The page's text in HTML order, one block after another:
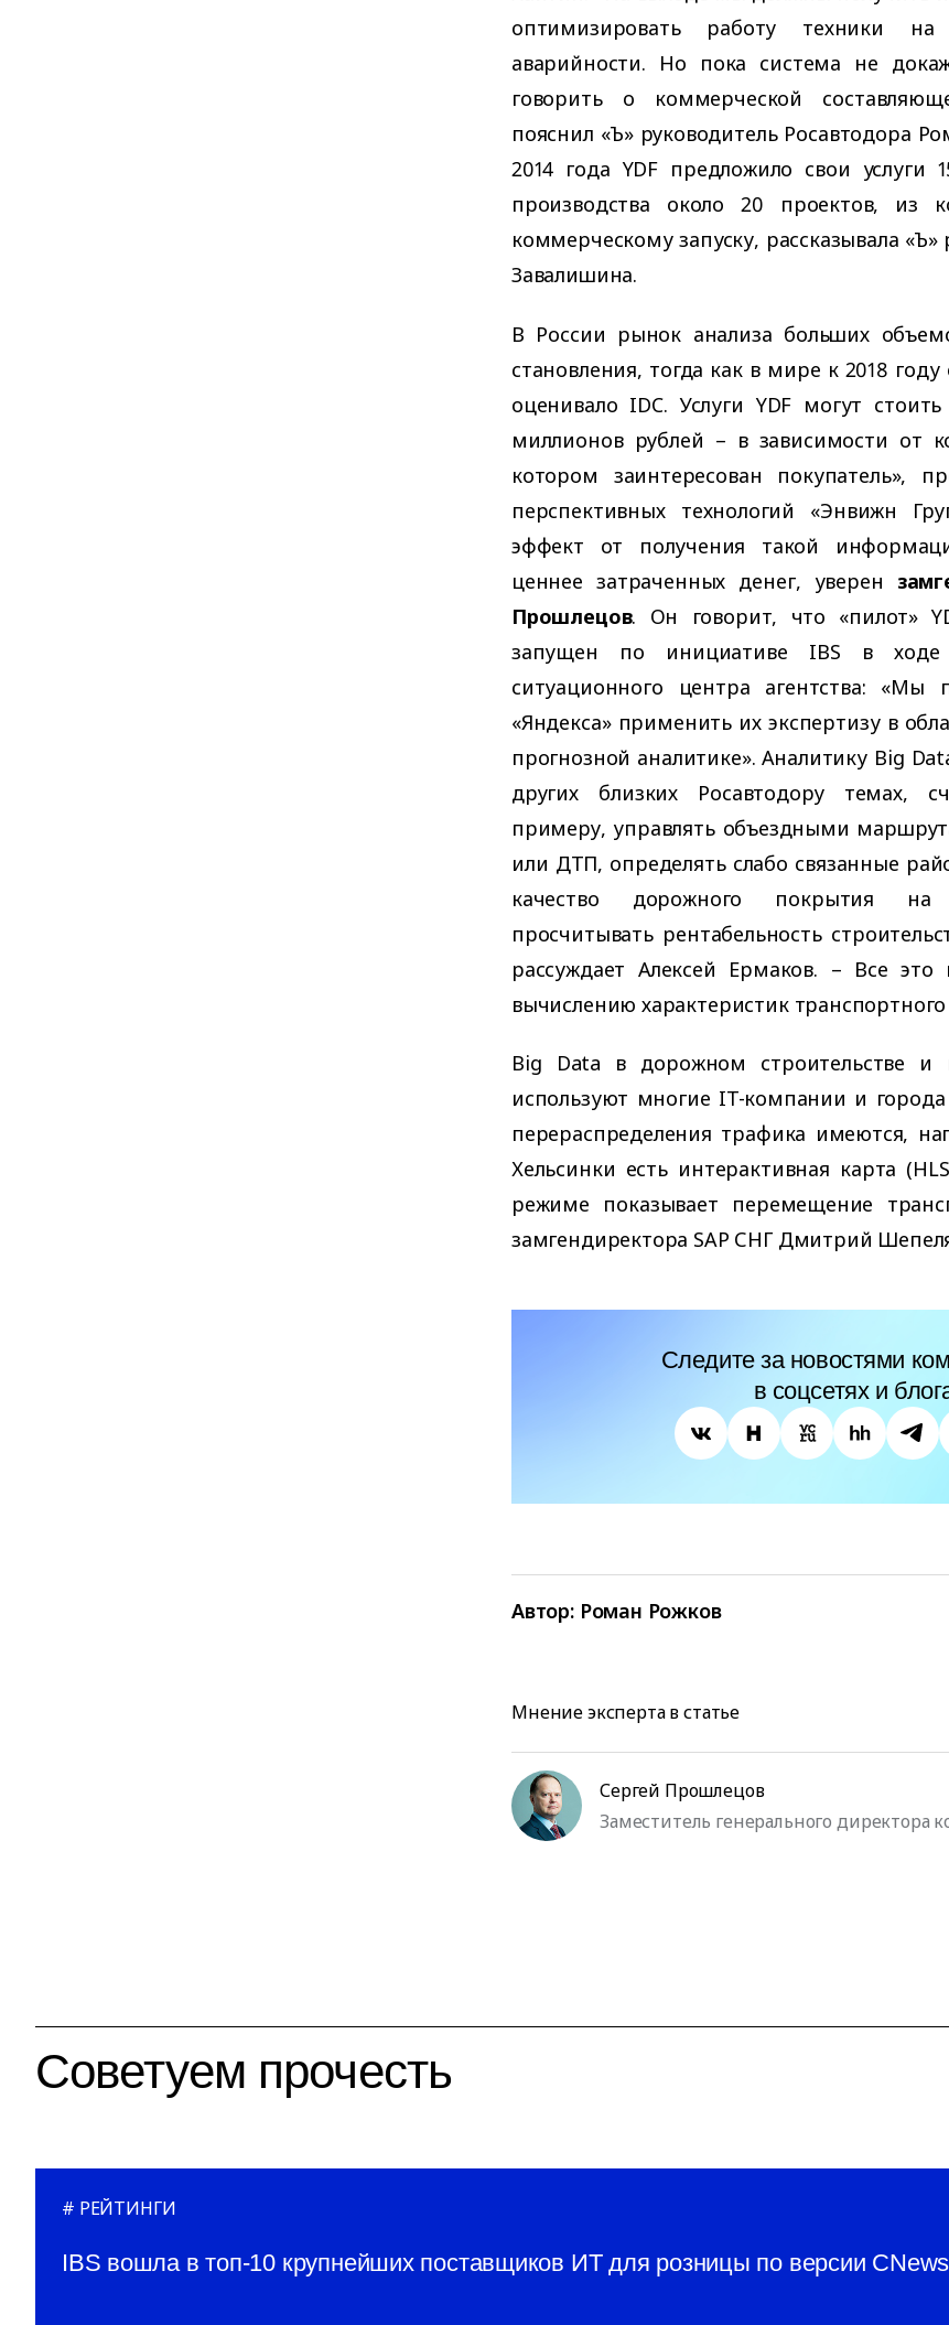
оптимизировать работу техники
аварийности. Но пока система не
говорить о коммерческой
пояснил «Ъ» руководитель Росавтодора
2014 года YDF предложило свои услуги
производства около 20 проектов, из
коммерческому запуску, рассказывала «Ъ»
Завалишина.
В России рынок анализа больших
становления, тогда как в мире к 2018
оценивало IDC. Услуги YDF могут
миллионов рублей – в зависимости от
котором заинтересован покупатель»,
перспективных технологий «Энвижн
эффект от получения такой
ценнее затраченных денег, уверен
Прошлецов. Он говорит, что «пилот»
запущен по инициативе IBS в
ситуационного центра агентства: «Мы
«Яндекса» применить их экспертизу в
прогнозной аналитике». Аналитику Big
других близких Росавтодору темах,
примеру, управлять объездными
или ДТП, определять слабо связанные
качество дорожного покрытия на
просчитывать рентабельность
рассуждает Алексей Ермаков. – Все
вычислению характеристик
Big Data в дорожном строительстве и
используют многие IT-компании и
перераспределения трафика имеются,
Хельсинки есть интерактивная карта
режиме показывает перемещение
замгендиректора SAP СНГ Дмитрий
Следите за новостями
в соцсетях и
Автор: Роман Рожков
Мнение эксперта в статье
Сергей Прошлецов
Заместитель генерального директора
Советуем прочесть
РЕЙТИНГИ
IBS вошла в топ-10 крупнейших поставщиков ИТ для розницы по версии CNews